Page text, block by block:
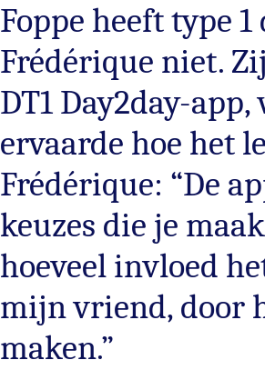
Foppe heeft type
Frédérique niet.
DT1 Day2day-
ervaarde hoe het
Frédérique: “De
keuzes die je
hoeveel invloed
mijn vriend, door
maken.”